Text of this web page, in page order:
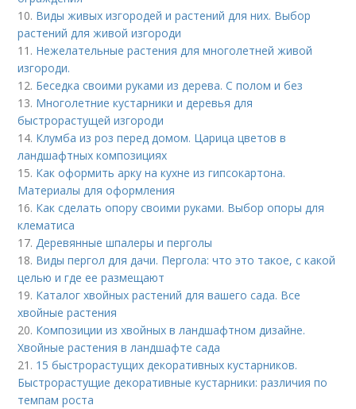
10. Виды живых изгородей и растений для них. Выбор
растений для живой изгороди
11. Нежелательные растения для многолетней живой
изгороди.
12. Беседка своими руками из дерева. С полом и без
13. Многолетние кустарники и деревья для
быстрорастущей изгороди
14. Клумба из роз перед домом. Царица цветов в
ландшафтных композициях
15. Как оформить арку на кухне из гипсокартона.
Материалы для оформления
16. Как сделать опору своими руками. Выбор опоры для
клематиса
17.Деревянные шпалеры и перголы
18. Виды пергол для дачи. Пергола: что это такое, с какой
целью и где ее размещают
19. Каталог хвойных растений для вашего сада. Все
хвойные растения
20. Композиции из хвойных в ландшафтном дизайне.
Хвойные растения в ландшафте сада
21. 15 быстрорастущих декоративных кустарников.
Быстрорастущие декоративные кустарники: различия по
темпам роста